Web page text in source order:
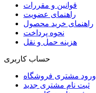
قوانین و مقررات
راهنمای عضویت
راهنمای خرید محصول
نحوه پرداخت
هزینه حمل و نقل
حساب کاربری
ورود مشتری فروشگاه
ثبت نام مشتری جدید